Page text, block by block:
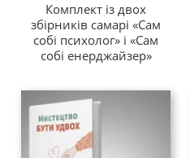
Комплект із двох
збірників самарі «Сам
собі психолог» і «Сам
собі енерджайзер»